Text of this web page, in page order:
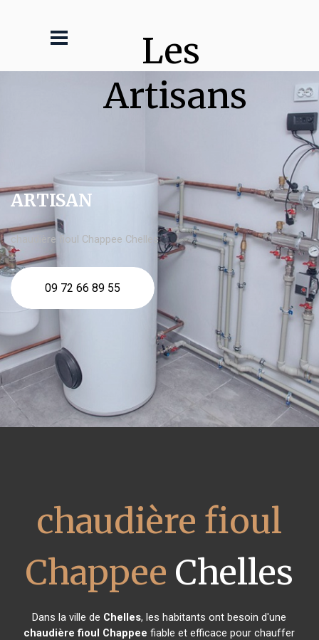
Les
Artisans
ARTISAN
chaudière fioul Chappee Chelles
09 72 66 89 55
chaudière fioul
Chappee Chelles
Dans la ville de Chelles, les habitants ont besoin d'une
chaudière fioul Chappee fiable et efficace pour chauffer